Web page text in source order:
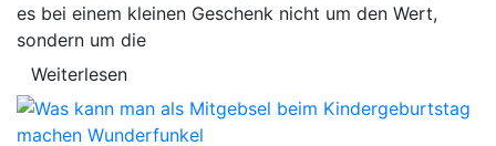
es bei einem kleinen Geschenk nicht um den Wert,
sondern um die
Weiterlesen